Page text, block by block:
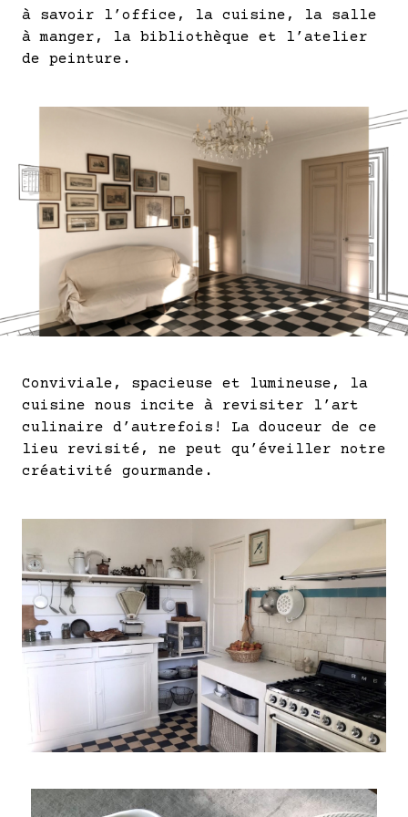
à savoir l’office, la cuisine, la salle
à manger, la bibliothèque et l’atelier
de peinture.
Conviviale, spacieuse et lumineuse, la
cuisine nous incite à revisiter l’art
culinaire d’autrefois! La douceur de ce
lieu revisité, ne peut qu’éveiller notre
créativité gourmande.